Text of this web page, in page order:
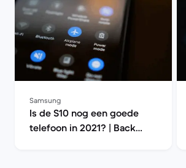
Samsung
Is de S10 nog een goede
telefoon in 2021? | Back